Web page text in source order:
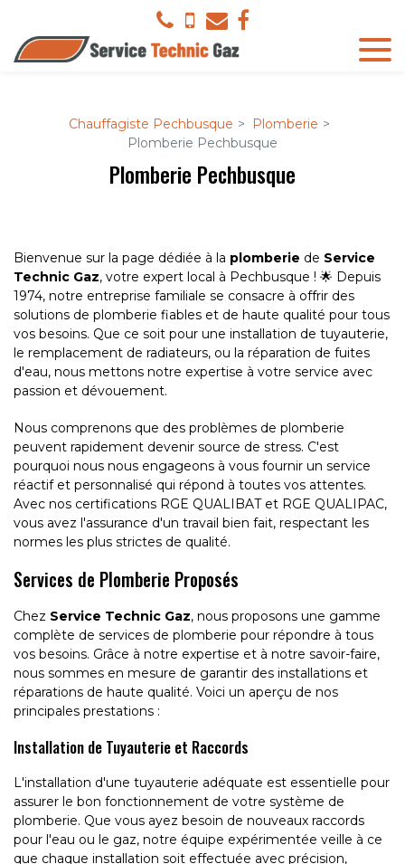
Chauffagiste Pechbusque
Plomberie
Plomberie Pechbusque
Plomberie Pechbusque
Bienvenue sur la page dédiée à la plomberie de Service
Technic Gaz, votre expert local à Pechbusque ! 🌟 Depuis
1974, notre entreprise familiale se consacre à offrir des
solutions de plomberie fiables et de haute qualité pour tous
vos besoins. Que ce soit pour une installation de tuyauterie,
le remplacement de radiateurs, ou la réparation de fuites
d'eau, nous mettons notre expertise à votre service avec
passion et dévouement.
Nous comprenons que des problèmes de plomberie
peuvent rapidement devenir source de stress. C'est
pourquoi nous nous engageons à vous fournir un service
réactif et personnalisé qui répond à toutes vos attentes.
Avec nos certifications RGE QUALIBAT et RGE QUALIPAC,
vous avez l'assurance d'un travail bien fait, respectant les
normes les plus strictes de qualité.
Services de Plomberie Proposés
Chez Service Technic Gaz, nous proposons une gamme
complète de services de plomberie pour répondre à tous
vos besoins. Grâce à notre expertise et à notre savoir-faire,
nous sommes en mesure de garantir des installations et
réparations de haute qualité. Voici un aperçu de nos
principales prestations :
Installation de Tuyauterie et Raccords
L'installation d'une tuyauterie adéquate est essentielle pour
assurer le bon fonctionnement de votre système de
plomberie. Que vous ayez besoin de nouveaux raccords
pour l'eau ou le gaz, notre équipe expérimentée veille à ce
que chaque installation soit effectuée avec précision,
Panneau de gestion des cookies